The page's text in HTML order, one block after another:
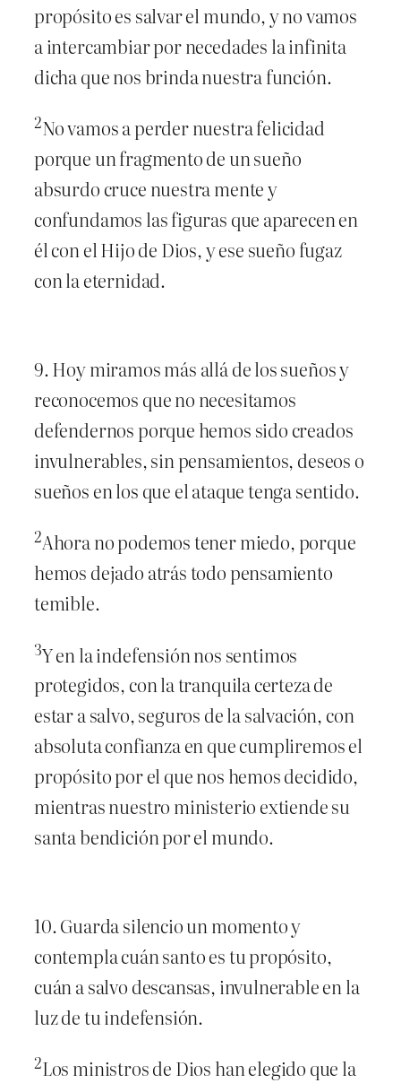
propósito es salvar el mundo, y no vamos
a intercambiar por necedades la infinita
dicha que nos brinda nuestra función.
2No vamos a perder nuestra felicidad
porque un fragmento de un sueño
absurdo cruce nuestra mente y
confundamos las figuras que aparecen en
él con el Hijo de Dios, y ese sueño fugaz
con la eternidad.
9. Hoy miramos más allá de los sueños y
reconocemos que no necesitamos
defendernos porque hemos sido creados
invulnerables, sin pensamientos, deseos o
sueños en los que el ataque tenga sentido.
2Ahora no podemos tener miedo, porque
hemos dejado atrás todo pensamiento
temible.
3Y en la indefensión nos sentimos
protegidos, con la tranquila certeza de
estar a salvo, seguros de la salvación, con
absoluta confianza en que cumpliremos el
propósito por el que nos hemos decidido,
mientras nuestro ministerio extiende su
santa bendición por el mundo.
10. Guarda silencio un momento y
contempla cuán santo es tu propósito,
cuán a salvo descansas, invulnerable en la
luz de tu indefensión.
2Los ministros de Dios han elegido que la